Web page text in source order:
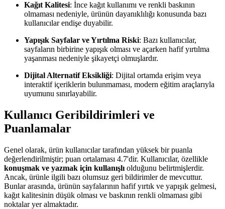
Kağıt Kalitesi: İnce kağıt kullanımı ve renkli baskının
olmaması nedeniyle, ürünün dayanıklılığı konusunda bazı
kullanıcılar endişe duyabilir.
Yapışık Sayfalar ve Yırtılma Riski: Bazı kullanıcılar,
sayfaların birbirine yapışık olması ve açarken hafif yırtılma
yaşanması nedeniyle şikayetçi olmuşlardır.
Dijital Alternatif Eksikliği: Dijital ortamda erişim veya
interaktif içeriklerin bulunmaması, modern eğitim araçlarıyla
uyumunu sınırlayabilir.
Kullanıcı Geribildirimleri ve
Puanlamalar
Genel olarak, ürün kullanıcılar tarafından yüksek bir puanla
değerlendirilmiştir; puan ortalaması 4.7'dir. Kullanıcılar, özellikle
konuşmak ve yazmak için kullanışlı olduğunu belirtmişlerdir.
Ancak, ürünle ilgili bazı olumsuz geri bildirimler de mevcuttur.
Bunlar arasında, ürünün sayfalarının hafif yırtık ve yapışık gelmesi,
kağıt kalitesinin düşük olması ve baskının renkli olmaması gibi
noktalar yer almaktadır.